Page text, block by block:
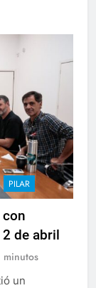
PILAR
de abril
minutos
un